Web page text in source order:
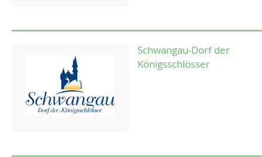
Schwangau-Dorf der
Königsschlösser